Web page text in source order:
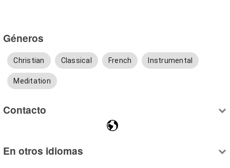
Géneros
Christian Classical French Instrumental
Meditation
Contacto
En otros idiomas